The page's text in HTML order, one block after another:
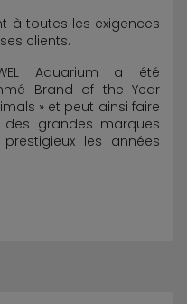
à toutes les exigences
clients.
Aquarium a été
Brand of the Year
» et peut ainsi faire
grandes marques
les années